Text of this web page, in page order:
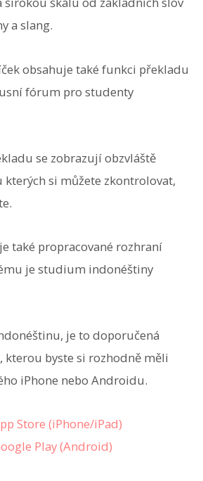
a slang.
obsahuje také funkci překladu
fórum pro studenty
se zobrazují obzvláště
kterých si můžete zkontrolovat,
také propracované rozhraní
je studium indonéštiny
je to doporučená
kterou byste si rozhodně měli
iPhone nebo Androidu.
Store (iPhone/iPad)
Play (Android)